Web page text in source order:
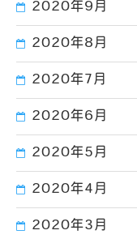
2020年9月
2020年8月
2020年7月
2020年6月
2020年5月
2020年4月
2020年3月